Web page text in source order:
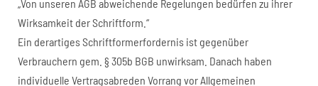
„Von unseren AGB abweichende Regelungen bedürfen zu ihrer
Wirksamkeit der Schriftform.“
Ein derartiges Schriftformerfordernis ist gegenüber
Verbrauchern gem. § 305b BGB unwirksam. Danach haben
individuelle Vertragsabreden Vorrang vor Allgemeinen